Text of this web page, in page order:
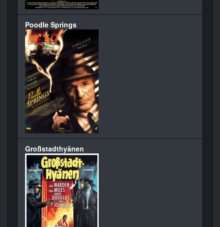
Poodle Springs
Großstadthyänen